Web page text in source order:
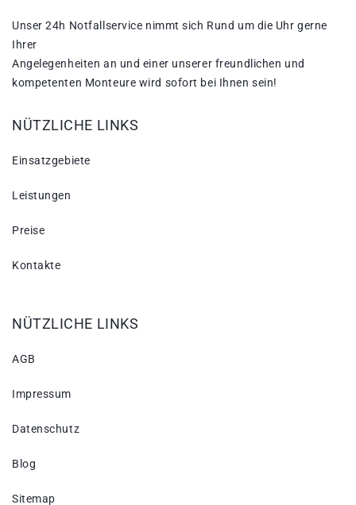
Unser 24h Notfallservice nimmt sich Rund um die Uhr gerne
Ihrer
Angelegenheiten an und einer unserer freundlichen und
kompetenten Monteure wird sofort bei Ihnen sein!
NÜTZLICHE LINKS
Einsatzgebiete
Leistungen
Preise
Kontakte
NÜTZLICHE LINKS
AGB
Impressum
Datenschutz
Blog
Sitemap